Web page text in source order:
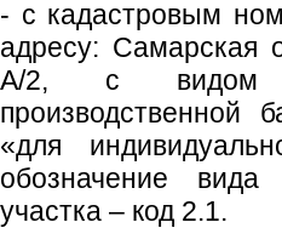
- с кадастровым
адресу: Самарская
А/2, с видом
производственной
«для
обозначение вида
участка – код 2.1.